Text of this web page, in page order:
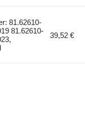
81.62610-
81.62610-
39,52 €